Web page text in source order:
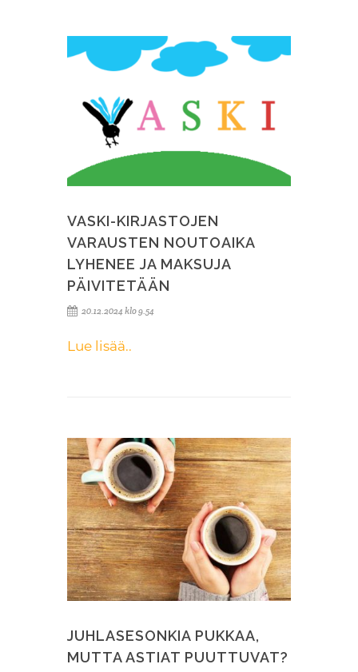
VASKI-KIRJASTOJEN
VARAUSTEN NOUTOAIKA
LYHENEE JA MAKSUJA
PÄIVITETÄÄN
20.12.2024 klo 9.54
Lue lisää..
JUHLASESONKIA PUKKAA,
MUTTA ASTIAT PUUTTUVAT?